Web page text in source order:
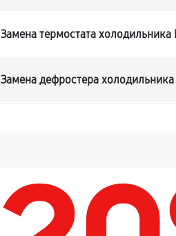
Замена термостата холодильника
Замена дефростера холодильника
Перевешивание дверей